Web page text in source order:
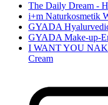
The Daily Dream -
i+m Naturkosmetik
GYADA
GYADA Make-up-
I WANT YOU
Cream